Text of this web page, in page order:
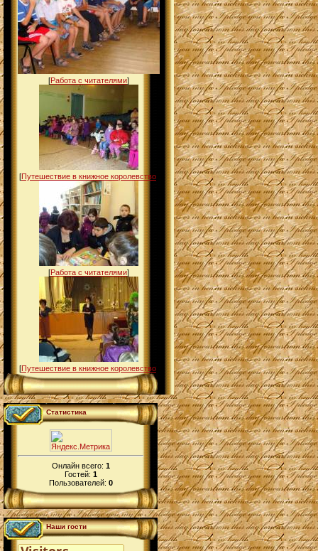
[Работа с читателями]
[Путешествие в книжное королевство
[Работа с читателями]
[Путешествие в книжное королевство
Статистика
Онлайн всего: 1
Гостей: 1
Пользователей: 0
Наши гости